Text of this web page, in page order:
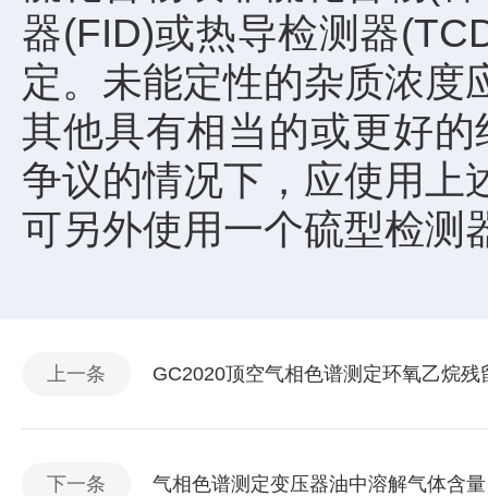
器(FID)或热导检测器
定。未能定性的杂质浓度
其他具有相当的或更好
争议的情况下，应使用上
可另外使用一个硫型检测
上一条 GC2020顶空气相色谱测定环氧乙烷残
下一条 气相色谱测定变压器油中溶解气体含量